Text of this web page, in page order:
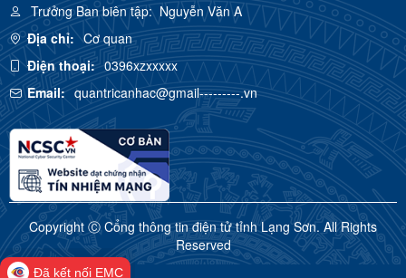
Trưởng Ban biên tập:Nguyễn Văn A
Địa chỉ: Cơ quan
Điện thoại: 0396xzxxxxx
Email: quantricanhac@gmail---------.vn
Copyright Ⓒ Cổng thông tin điện tử tỉnh Lạng Sơn. All Rights
Reserved
Đã kết nối EMC